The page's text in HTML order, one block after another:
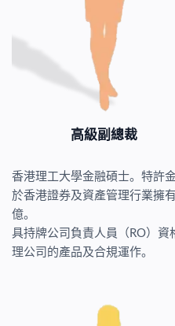
高級副總裁
香港理工大學金融碩士。特許
於香港證券及資產管理行業擁
億。
具持牌公司負責人員（RO）
理公司的產品及合規運作。